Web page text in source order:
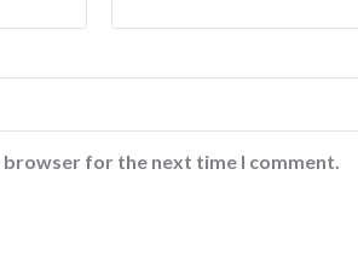
browser for the next time I comment.